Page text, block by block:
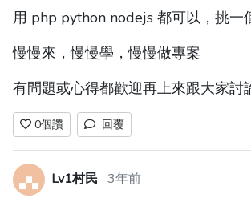
用 php python nodejs 都可以，挑一
慢慢來，慢慢學，慢慢做專案
有問題或心得都歡迎再上來跟大家討
0個讚 回覆
Lv1村民 3年前